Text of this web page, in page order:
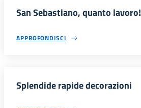
San Sebastiano, quanto lavoro!
APPROFONDISCI
Splendide rapide decorazioni